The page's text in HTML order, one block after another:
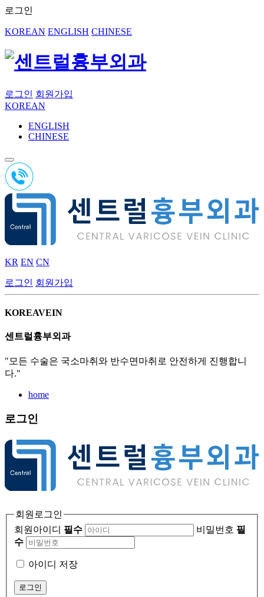
로그인
KOREAN ENGLISH CHINESE
로그인 회원가입
KOREAN
ENGLISH
CHINESE
KR EN CN
로그인 회원가입
KOREAVEIN
센트럴흉부외과
"모든 수술은 국소마취와 반수면마취로 안전하게 진행합니
다."
home
로그인
회원로그인
회원아이디 필수 비밀번호 필
수
아이디 저장